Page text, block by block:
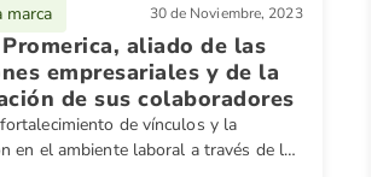
marca 30 de Noviembre, 2023
aliado de las
empresariales y de la
de sus colaboradores
de vínculos y la
en el ambiente laboral a través de la